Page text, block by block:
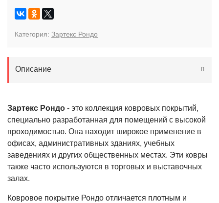
Категория: Зартекс Рондо
Описание
Зартекс Рондо - это коллекция ковровых покрытий,
специально разработанная для помещений с высокой
проходимостью. Она находит широкое применение в
офисах, административных зданиях, учебных
заведениях и других общественных местах. Эти ковры
также часто используются в торговых и выставочных
залах.
Ковровое покрытие Рондо отличается плотным и